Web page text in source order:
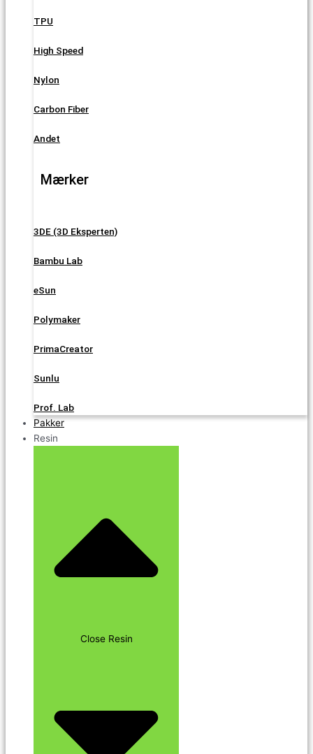
TPU
High Speed
Nylon
Carbon Fiber
Andet
Mærker
3DE (3D Eksperten)
Bambu Lab
eSun
Polymaker
PrimaCreator
Sunlu
Prof. Lab
Pakker
Resin
Close Resin